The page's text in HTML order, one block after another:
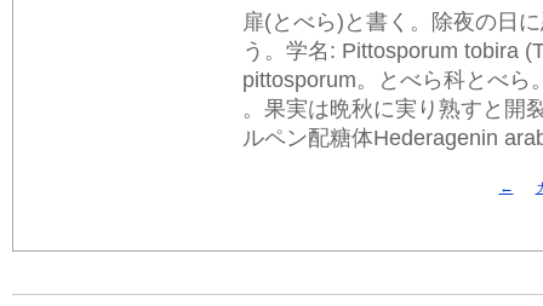
扉(とべら)と書く。除夜の日
う。学名: Pittosporum tobira
pittosporum。とべら科とべら
。果実は晩秋に実り熟すと開
ルペン配糖体Hederagenin
←